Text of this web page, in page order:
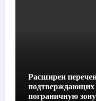
Расширен
подтверждающих
пограничную